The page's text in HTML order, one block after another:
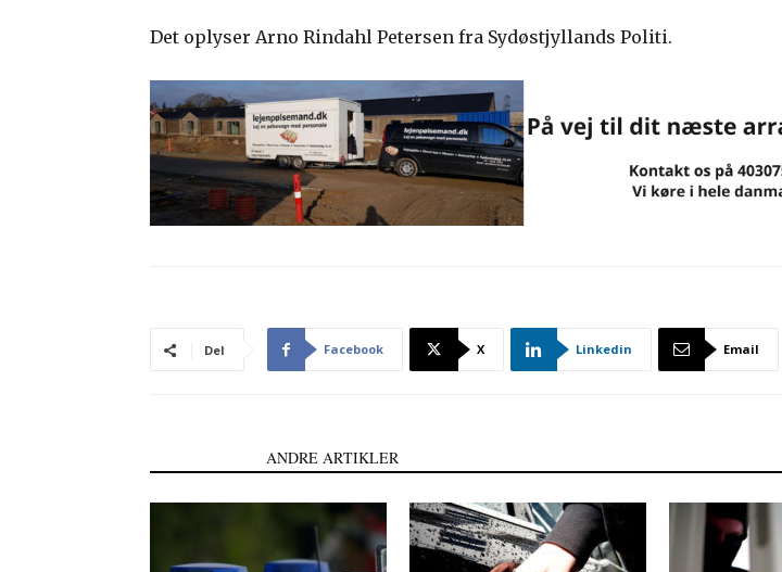
Det oplyser Arno Rindahl Petersen fra Sydøstjyllands Politi.
Del Facebook X Linkedin Email
ANDRE ARTIKLER